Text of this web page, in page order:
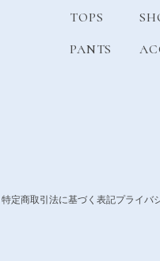
TOPS
PANTS
特定商取引法に基づく表記プライバ